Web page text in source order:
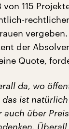
von 115
der
Quote,
da, wo
das ist
auch über